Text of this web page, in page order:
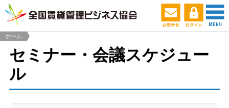
ホーム
セミナー・会議スケジュー
ル